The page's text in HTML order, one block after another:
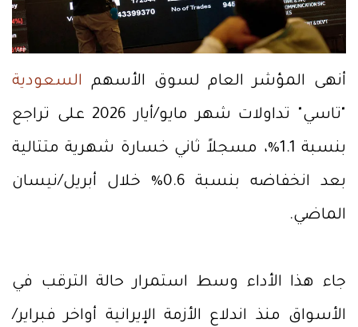
أنهى المؤشر العام لسوق الأسهم السعودية
"تاسي" تداولات شهر مايو/أيار 2026 على تراجع
بنسبة 1.1%، مسجلاً ثاني خسارة شهرية متتالية
بعد انخفاضه بنسبة 0.6% خلال أبريل/نيسان
الماضي.
جاء هذا الأداء وسط استمرار حالة الترقب في
الأسواق منذ اندلاع الأزمة الإيرانية أواخر فبراير/